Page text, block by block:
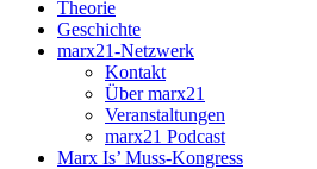
Theorie
Geschichte
marx21-Netzwerk
Kontakt
Über marx21
Veranstaltungen
marx21 Podcast
Marx Is’ Muss-Kongress